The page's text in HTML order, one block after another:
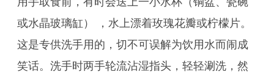
或水晶玻璃缸） ，水上漂着玫瑰花瓣或柠檬片。
这是专供洗手用的，切不可误解为饮用水而闹成
笑话。洗手时两手轮流沾湿指头，轻轻涮洗，然